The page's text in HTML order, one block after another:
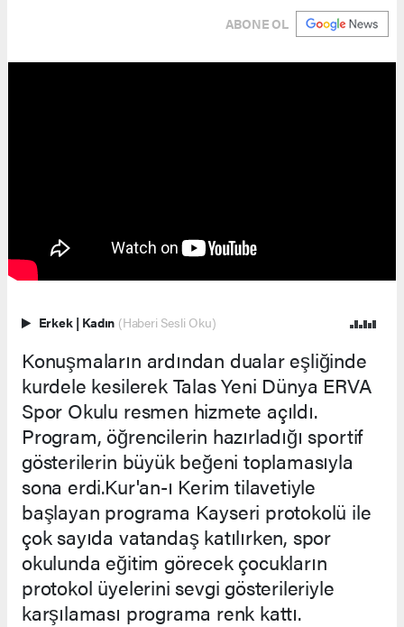
ABONE OL
Erkek | Kadın (Haberi Sesli Oku)
Konuşmaların ardından dualar eşliğinde
kurdele kesilerek Talas Yeni Dünya ERVA
Spor Okulu resmen hizmete açıldı.
Program, öğrencilerin hazırladığı sportif
gösterilerin büyük beğeni toplamasıyla
sona erdi.Kur'an-ı Kerim tilavetiyle
başlayan programa Kayseri protokolü ile
çok sayıda vatandaş katılırken, spor
okulunda eğitim görecek çocukların
protokol üyelerini sevgi gösterileriyle
karşılaması programa renk kattı.